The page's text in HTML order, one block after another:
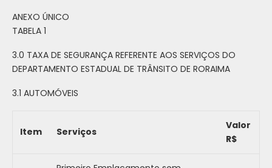
ANEXO ÚNICO
TABELA 1
3.0 TAXA DE SEGURANÇA REFERENTE AOS SERVIÇOS DO
DEPARTAMENTO ESTADUAL DE TRÂNSITO DE RORAIMA
3.1 AUTOMÓVEIS
Item Serviços
Valor
R$